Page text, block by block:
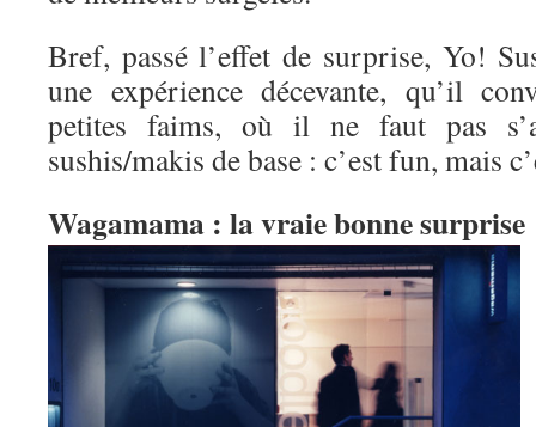
Bref, passé l’effet de surprise, Yo!
une expérience décevante, qu’il
petites faims, où il ne faut pas
sushis/makis de base : c’est fun, mais
Wagamama : la vraie bonne surprise